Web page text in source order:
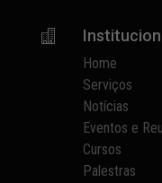

Home
Serviços
Notícias
Eventos e
Cursos
Palestras